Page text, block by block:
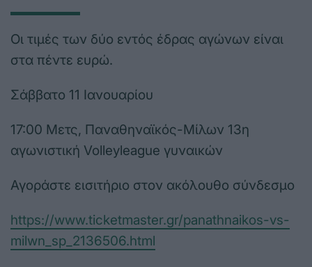
Οι τιμές των δύο εντός έδρας αγώνων είναι
στα πέντε ευρώ.
Σάββατο 11 Ιανουαρίου
17:00 Μετς, Παναθηναϊκός-Μίλων 13η
αγωνιστική Volleyleague γυναικών
Αγοράστε εισιτήριο στον ακόλουθο σύνδεσμο
https://www.ticketmaster.gr/panathnaikos-vs-
milwn_sp_2136506.html